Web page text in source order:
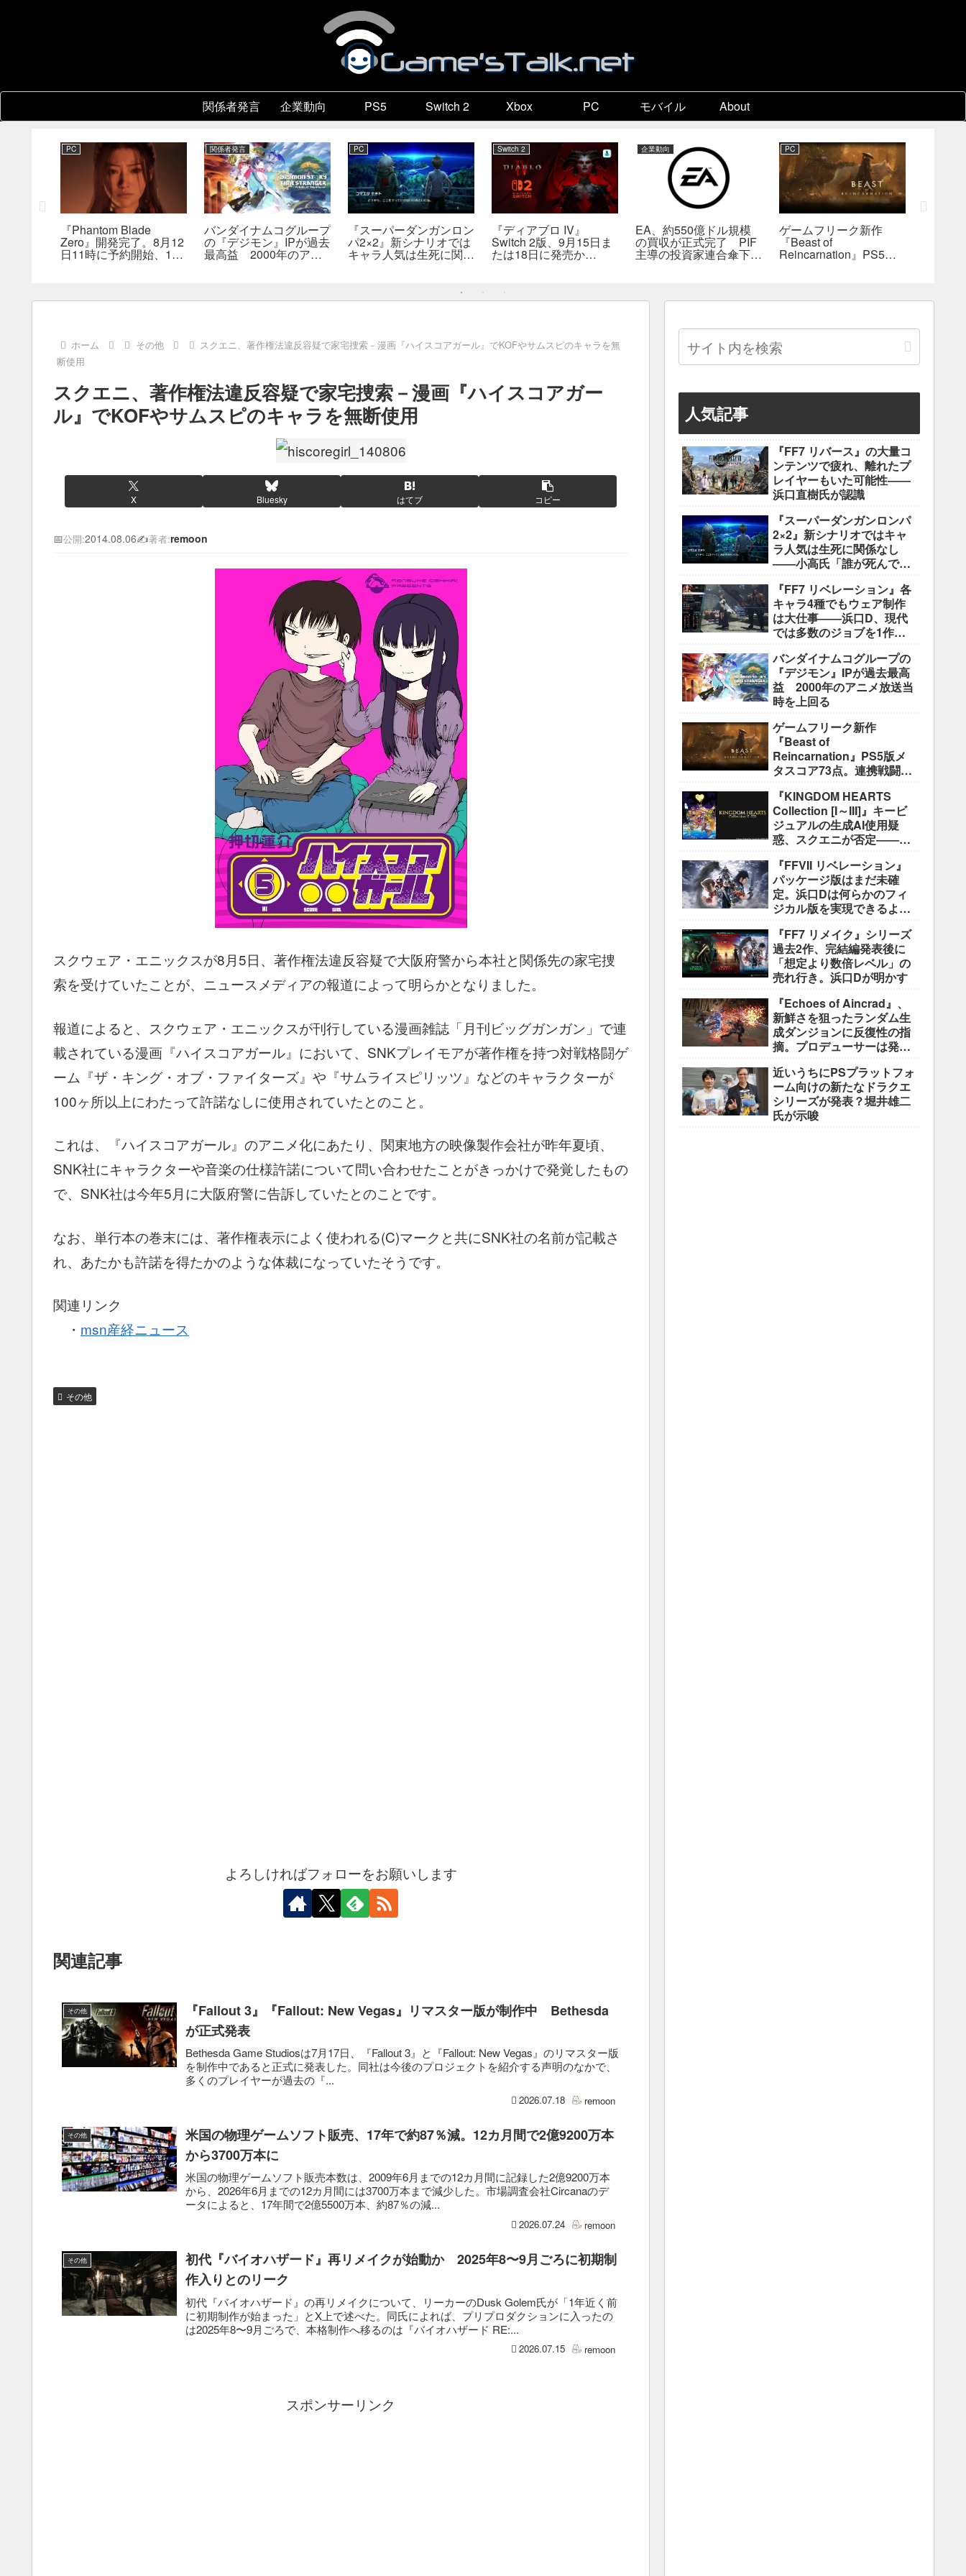
関係者発言 企業動向 PS5 Switch 2 Xbox PC モバイル About
PC
『Phantom Blade
Zero』開発完了。8月12
日11時に予約開始、11
関係者発言
バンダイナムコグループ
の『デジモン』IPが過去
最高益 2000年のアニ
PC
『スーパーダンガンロン
パ2×2』新シナリオでは
キャラ人気は生死に関係
Switch 2
『ディアブロ IV』
Switch 2版、9月15日ま
たは18日に発売か
企業動向
EA、約550億ドル規模
の買収が正式完了 PIF
主導の投資家連合傘下で
PC
ゲームフリーク新作
『Beast of
Reincarnation』PS5版
満
ホーム その他
スクエニ、著作権法違反容疑で家宅捜索－漫画『ハイスコアガール』でKOFやサムスピのキャラを無
断使用
スクエニ、著作権法違反容疑で家宅捜索－漫画『ハイスコアガー
ル』でKOFやサムスピのキャラを無断使用
X Bluesky はてブ コピー
📅公開:2014.08.06✍️著者:remoon
スクウェア・エニックスが8月5日、著作権法違反容疑で大阪府警から本社と関係先の家宅捜
索を受けていたことが、ニュースメディアの報道によって明らかとなりました。
報道によると、スクウェア・エニックスが刊行している漫画雑誌「月刊ビッグガンガン」で連
載されている漫画『ハイスコアガール』において、SNKプレイモアが著作権を持つ対戦格闘ゲ
ーム『ザ・キング・オブ・ファイターズ』や『サムライスピリッツ』などのキャラクターが
100ヶ所以上にわたって許諾なしに使用されていたとのこと。
これは、『ハイスコアガール』のアニメ化にあたり、関東地方の映像製作会社が昨年夏頃、
SNK社にキャラクターや音楽の仕様許諾について問い合わせたことがきっかけで発覚したもの
で、SNK社は今年5月に大阪府警に告訴していたとのことです。
なお、単行本の巻末には、著作権表示によく使われる(C)マークと共にSNK社の名前が記載さ
れ、あたかも許諾を得たかのような体裁になっていたそうです。
関連リンク
・ msn産経ニュース
その他
よろしければフォローをお願いします
関連記事
その他
『Fallout 3』『Fallout: New Vegas』リマスター版が制作中 Bethesda
が正式発表
Bethesda Game Studiosは7月17日、『Fallout 3』と『Fallout: New Vegas』のリマスター版
を制作中であると正式に発表した。同社は今後のプロジェクトを紹介する声明のなかで、
多くのプレイヤーが過去の『...
2026.07.18 remoon
その他
米国の物理ゲームソフト販売、17年で約87％減。12カ月間で2億9200万本
から3700万本に
米国の物理ゲームソフト販売本数は、2009年6月までの12カ月間に記録した2億9200万本
から、2026年6月までの12カ月間には3700万本まで減少した。市場調査会社Circanaのデ
ータによると、17年間で2億5500万本、約87％の減...
2026.07.24 remoon
その他
初代『バイオハザード』再リメイクが始動か 2025年8〜9月ごろに初期制
作入りとのリーク
初代『バイオハザード』の再リメイクについて、リーカーのDusk Golem氏が「1年近く前
に初期制作が始まった」とX上で述べた。同氏によれば、プリプロダクションに入ったの
は2025年8〜9月ごろで、本格制作へ移るのは『バイオハザード RE:...
2026.07.15 remoon
スポンサーリンク
人気記事
『FF7 リバース』の大量コ
ンテンツで疲れ、離れたプ
レイヤーもいた可能性――
浜口直樹氏が認識
『スーパーダンガンロンパ
2×2』新シナリオではキャ
ラ人気は生死に関係なし
――小高氏「誰が死んでも
で」
『FF7 リベレーション』各
キャラ4種でもウェア制作
は大仕事――浜口D、現代
では多数のジョブを1作に
説明
バンダイナムコグループの
『デジモン』IPが過去最高
益 2000年のアニメ放送当
時を上回る
ゲームフリーク新作
『Beast of
Reincarnation』PS5版メ
タスコア73点。連携戦闘は
き”には不満
『KINGDOM HEARTS
Collection [I～III]』キービ
ジュアルの生成AI使用疑
惑、スクエニが否定――不
ス」
『FFVII リベレーション』
パッケージ版はまだ未確
定。浜口Dは何らかのフィ
ジカル版を実現できるよう
『FF7 リメイク』シリーズ
過去2作、完結編発表後に
「想定より数倍レベル」の
売れ行き。浜口Dが明かす
『Echoes of Aincrad』、
新鮮さを狙ったランダム生
成ダンジョンに反復性の指
摘。プロデューサーは発売
近いうちにPSプラットフォ
ーム向けの新たなドラクエ
シリーズが発表？堀井雄二
氏が示唆